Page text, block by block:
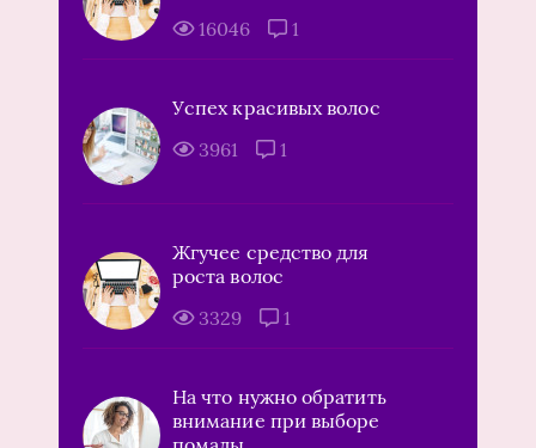
16046
1
Успех красивых волос
3961
1
Жгучее средство для
роста волос
3329
1
На что нужно обратить
внимание при выборе